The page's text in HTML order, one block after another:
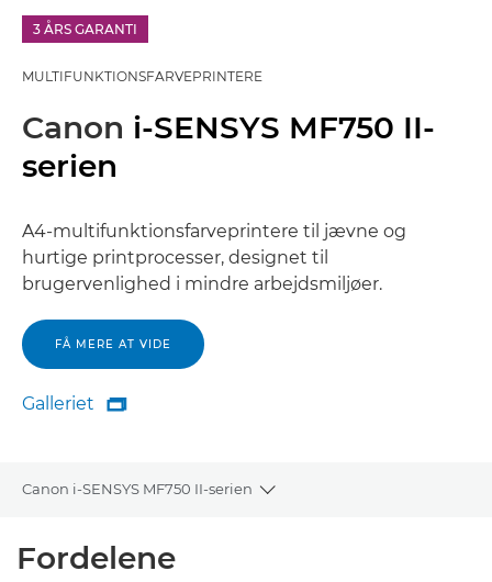
3 ÅRS GARANTI
MULTIFUNKTIONSFARVEPRINTERE
Canon i-SENSYS MF750 II-
serien
A4-multifunktionsfarveprintere til jævne og
hurtige printprocesser, designet til
brugervenlighed i mindre arbejdsmiljøer.
FÅ MERE AT VIDE
Galleriet
Galleriet

Canon i-SENSYS MF750 II-serien
Toggle breadcrumbs
Fordelene